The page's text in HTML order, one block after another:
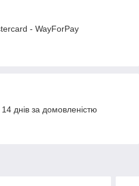
- WayForPay
днів за домовленістю